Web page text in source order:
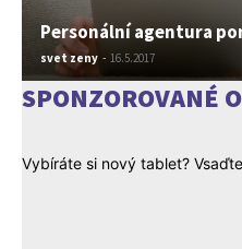
Personální agentura
svet zeny - 16.5.2017
SPONZOROVANÉ
Vybíráte si nový tablet?